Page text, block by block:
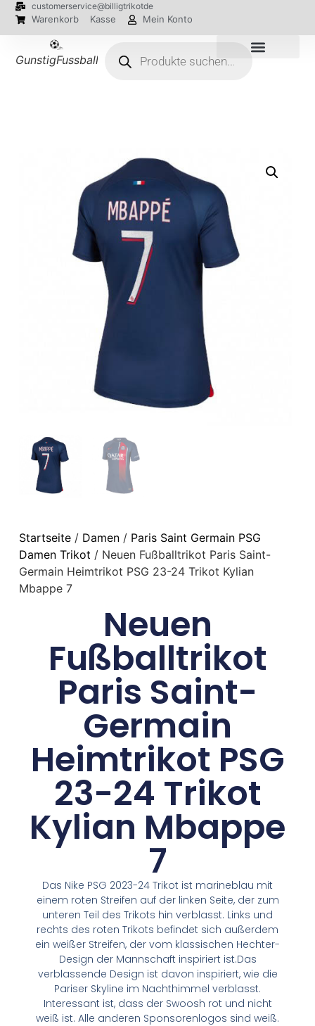
customerservice@billigtrikotde
Warenkorb Kasse Mein Konto
GunstigFussballTrikot
Startseite/ Damen/ Paris Saint Germain PSG
Damen Trikot / Neuen Fußballtrikot Paris Saint-
Germain Heimtrikot PSG 23-24 Trikot Kylian
Mbappe 7
Neuen
Fußballtrikot
Paris Saint-
Germain
Heimtrikot PSG
23-24 Trikot
Kylian Mbappe
7
Das Nike PSG 2023-24 Trikot ist marineblau mit
einem roten Streifen auf der linken Seite, der zum
unteren Teil des Trikots hin verblasst. Links und
rechts des roten Trikots befindet sich außerdem
ein weißer Streifen, der vom klassischen Hechter-
Design der Mannschaft inspiriert ist.Das
verblassende Design ist davon inspiriert, wie die
Pariser Skyline im Nachthimmel verblasst.
Interessant ist, dass der Swoosh rot und nicht
weiß ist. Alle anderen Sponsorenlogos sind weiß.